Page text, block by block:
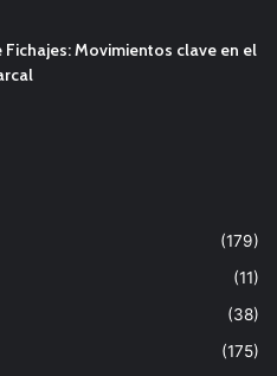
Fichajes: Movimientos clave en el
(179)
(11)
(38)
(175)